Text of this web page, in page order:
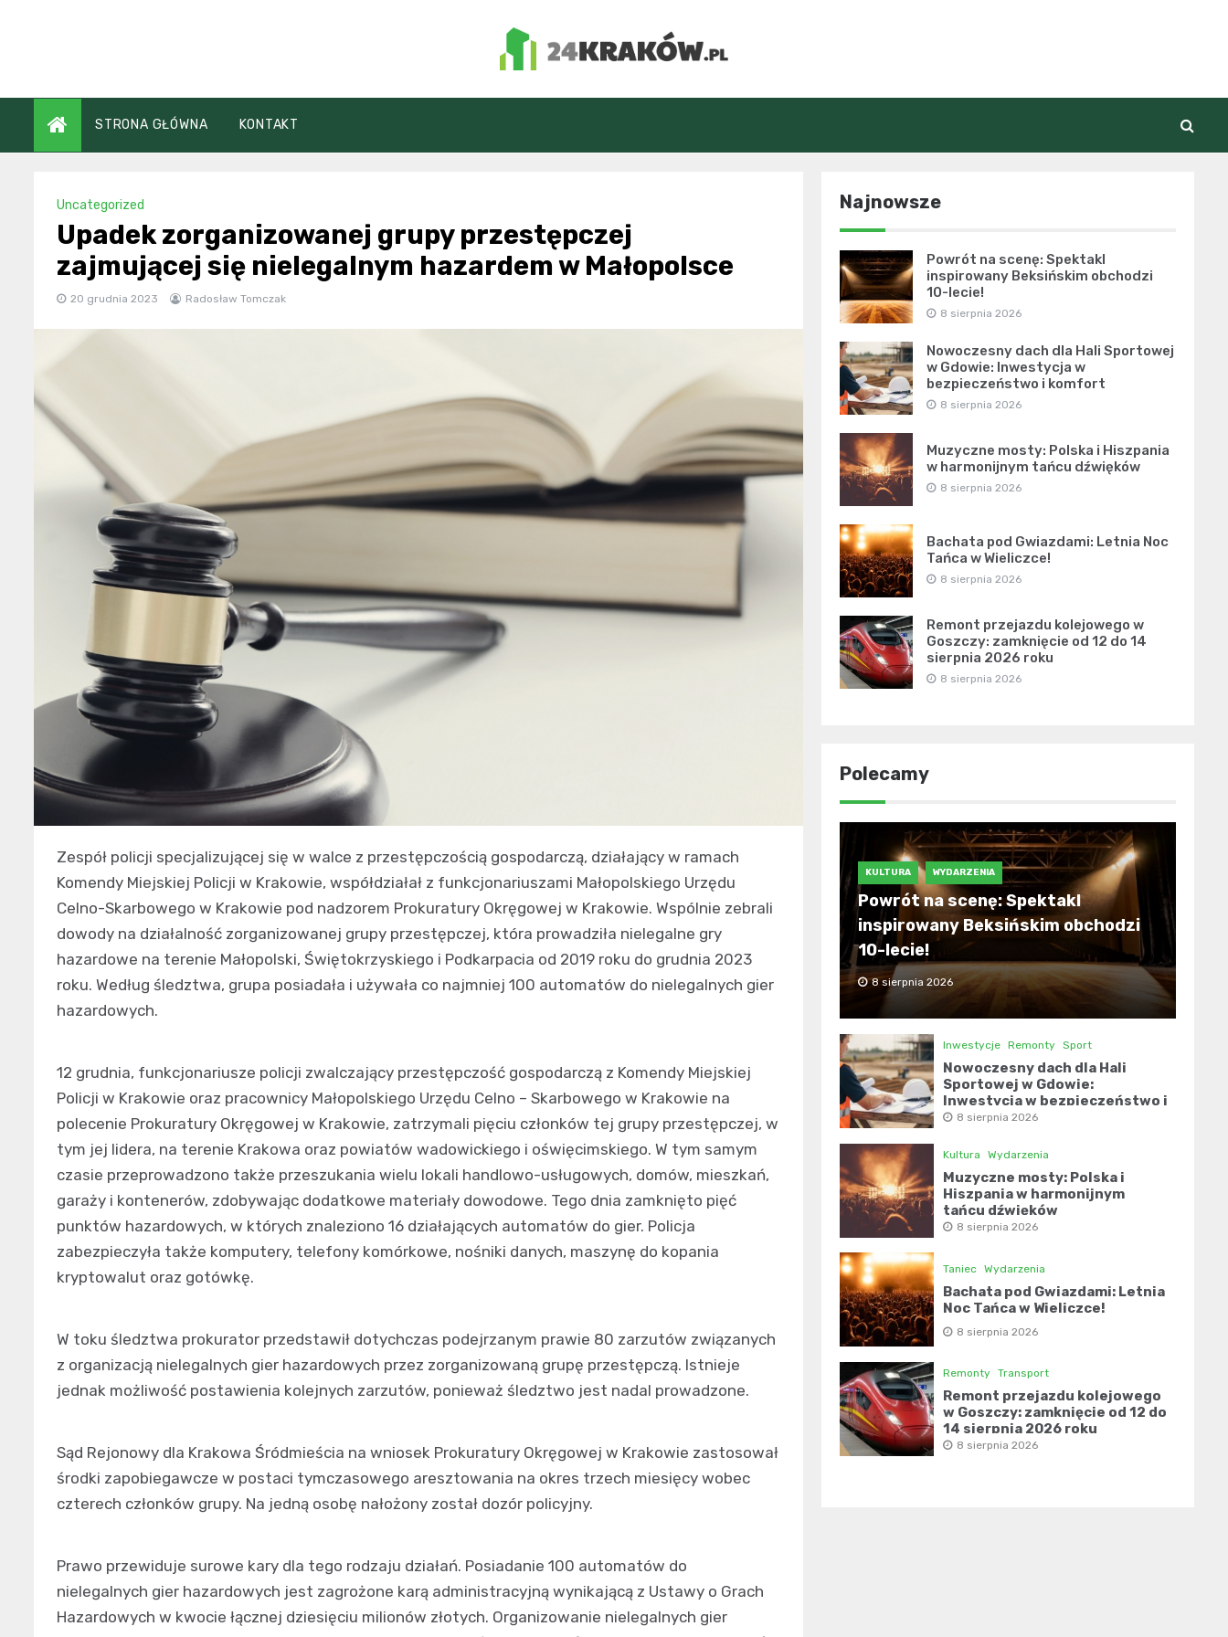
24Kraków.pl
STRONA GŁÓWNA KONTAKT
Uncategorized
Upadek zorganizowanej grupy przestępczej
zajmującej się nielegalnym hazardem w Małopolsce
20 grudnia 2023 Radosław Tomczak
Zespół policji specjalizującej się w walce z przestępczością gospodarczą, działający w ramach
Komendy Miejskiej Policji w Krakowie, współdziałał z funkcjonariuszami Małopolskiego Urzędu
Celno-Skarbowego w Krakowie pod nadzorem Prokuratury Okręgowej w Krakowie. Wspólnie zebrali
dowody na działalność zorganizowanej grupy przestępczej, która prowadziła nielegalne gry
hazardowe na terenie Małopolski, Świętokrzyskiego i Podkarpacia od 2019 roku do grudnia 2023
roku. Według śledztwa, grupa posiadała i używała co najmniej 100 automatów do nielegalnych gier
hazardowych.
12 grudnia, funkcjonariusze policji zwalczający przestępczość gospodarczą z Komendy Miejskiej
Policji w Krakowie oraz pracownicy Małopolskiego Urzędu Celno – Skarbowego w Krakowie na
polecenie Prokuratury Okręgowej w Krakowie, zatrzymali pięciu członków tej grupy przestępczej, w
tym jej lidera, na terenie Krakowa oraz powiatów wadowickiego i oświęcimskiego. W tym samym
czasie przeprowadzono także przeszukania wielu lokali handlowo-usługowych, domów, mieszkań,
garaży i kontenerów, zdobywając dodatkowe materiały dowodowe. Tego dnia zamknięto pięć
punktów hazardowych, w których znaleziono 16 działających automatów do gier. Policja
zabezpieczyła także komputery, telefony komórkowe, nośniki danych, maszynę do kopania
kryptowalut oraz gotówkę.
W toku śledztwa prokurator przedstawił dotychczas podejrzanym prawie 80 zarzutów związanych
z organizacją nielegalnych gier hazardowych przez zorganizowaną grupę przestępczą. Istnieje
jednak możliwość postawienia kolejnych zarzutów, ponieważ śledztwo jest nadal prowadzone.
Sąd Rejonowy dla Krakowa Śródmieścia na wniosek Prokuratury Okręgowej w Krakowie zastosował
środki zapobiegawcze w postaci tymczasowego aresztowania na okres trzech miesięcy wobec
czterech członków grupy. Na jedną osobę nałożony został dozór policyjny.
Prawo przewiduje surowe kary dla tego rodzaju działań. Posiadanie 100 automatów do
nielegalnych gier hazardowych jest zagrożone karą administracyjną wynikającą z Ustawy o Grach
Hazardowych w kwocie łącznej dziesięciu milionów złotych. Organizowanie nielegalnych gier
Najnowsze
Powrót na scenę: Spektakl
inspirowany Beksińskim obchodzi
10-lecie!
8 sierpnia 2026
Nowoczesny dach dla Hali Sportowej
w Gdowie: Inwestycja w
bezpieczeństwo i komfort
8 sierpnia 2026
Muzyczne mosty: Polska i Hiszpania
w harmonijnym tańcu dźwięków
8 sierpnia 2026
Bachata pod Gwiazdami: Letnia Noc
Tańca w Wieliczce!
8 sierpnia 2026
Remont przejazdu kolejowego w
Goszczy: zamknięcie od 12 do 14
sierpnia 2026 roku
8 sierpnia 2026
Polecamy
KULTURA WYDARZENIA
Powrót na scenę: Spektakl
inspirowany Beksińskim obchodzi
10-lecie!
8 sierpnia 2026
Inwestycje Remonty Sport
Nowoczesny dach dla Hali
Sportowej w Gdowie:
Inwestycja w bezpieczeństwo i
komfort
8 sierpnia 2026
Kultura Wydarzenia
Muzyczne mosty: Polska i
Hiszpania w harmonijnym
tańcu dźwięków
8 sierpnia 2026
Taniec Wydarzenia
Bachata pod Gwiazdami: Letnia
Noc Tańca w Wieliczce!
8 sierpnia 2026
Remonty Transport
Remont przejazdu kolejowego
w Goszczy: zamknięcie od 12 do
14 sierpnia 2026 roku
8 sierpnia 2026